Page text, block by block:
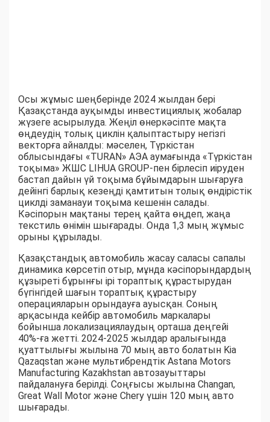
Осы жұмыс шеңберінде 2024 жылдан бері
Қазақстанда ауқымды инвестициялық жобалар
жүзеге асырылуда. Жеңіл өнеркәсіпте мақта
өңдеудің толық циклін қалыптастыру негізгі
векторға айналды: мәселен, Түркістан
облысындағы «TURAN» АЭА аумағында «Түркістан
тоқыма» ЖШС LIHUA GROUP-пен бірлесіп иіруден
бастап дайын үй тоқыма бұйымдарын шығаруға
дейінгі барлық кезеңді қамтитын толық өндірістік
циклді заманауи тоқыма кешенін салады.
Кәсіпорын мақтаны терең қайта өңдеп, жаңа
текстиль өнімін шығарады. Онда 1,3 мың жұмыс
орыны құрылады.
Қазақстандық автомобиль жасау саласы сапалы
динамика көрсетіп отыр, мұнда кәсіпорындардың
құзыреті бұрынғы ірі тораптық құрастырудан
бүгінгідей шағын тораптық құрастыру
операцияларын орындауға ауысқан. Соның
арқасында кейбір автомобиль маркалары
бойынша локализациялаудың орташа деңгейі
40%-ға жетті. 2024-2025 жылдар аралығында
қуаттылығы жылына 70 мың авто болатын Kia
Qazaqstan және мультибрендтік Astana Motors
Manufacturing Kazakhstan автозауыттары
пайдалануға берілді. Соңғысы жылына Changan,
Great Wall Motor және Chery үшін 120 мың авто
шығарады.